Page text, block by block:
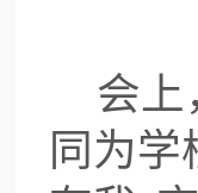
会上
同为学